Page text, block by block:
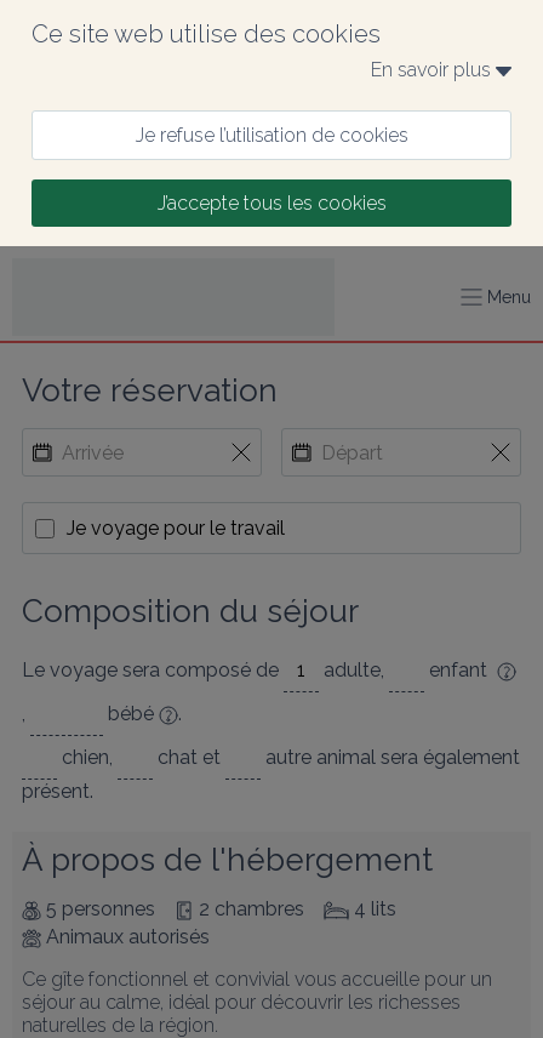
Ce site web utilise des cookies
En savoir plus
Je refuse l’utilisation de cookies
J’accepte tous les cookies
Menu
Votre réservation
Je voyage pour le travail
Composition du séjour
Le voyage sera composé de adulte,
enfant
,
bébé
.
chien, chat et autre animal sera également
présent.
À propos de l'hébergement
5 personnes 2 chambres
4 lits
Animaux autorisés
Ce gîte fonctionnel et convivial vous accueille pour un
séjour au calme, idéal pour découvrir les richesses
naturelles de la région.